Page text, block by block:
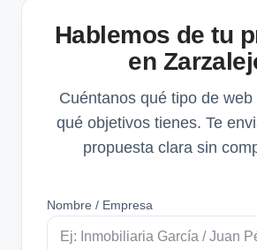
Hablemos de tu
en
Cuéntanos qué tipo de
qué objetivos tienes. Te
propuesta clara sin
Nombre / Empresa